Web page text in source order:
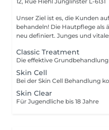
Unser Ziel ist es, die Kunden
behandeln! Die Hautpflege als
neu definiert. Junges und
Classic Treatment
Skin Cell
Skin Clear
Für Jugendliche bis 18 Jahre